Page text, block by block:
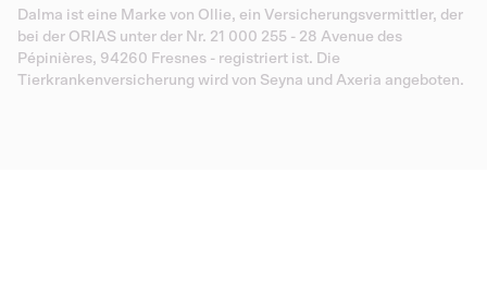
Dalma ist eine Marke von Ollie, ein Versicherungsvermittler, der
bei der ORIAS unter der Nr. 21 000 255 - 28 Avenue des
Pépinières, 94260 Fresnes - registriert ist. Die
Tierkrankenversicherung wird von Seyna und Axeria angeboten.